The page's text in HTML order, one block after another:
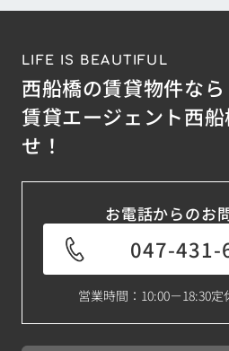
LIFE IS BEAUTIFUL
西船橋の賃貸物件なら
賃貸エージェント西
せ！
お電話からのお
047-431-
営業時間：10:00－18:30定